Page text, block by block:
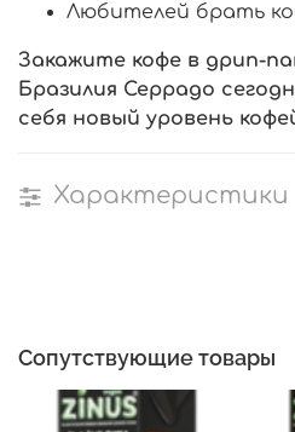
Любителей брать
Закажите кофе в дрип-
Бразилия Серрадо
себя новый уровень
Характеристики
Сопутствующие товары